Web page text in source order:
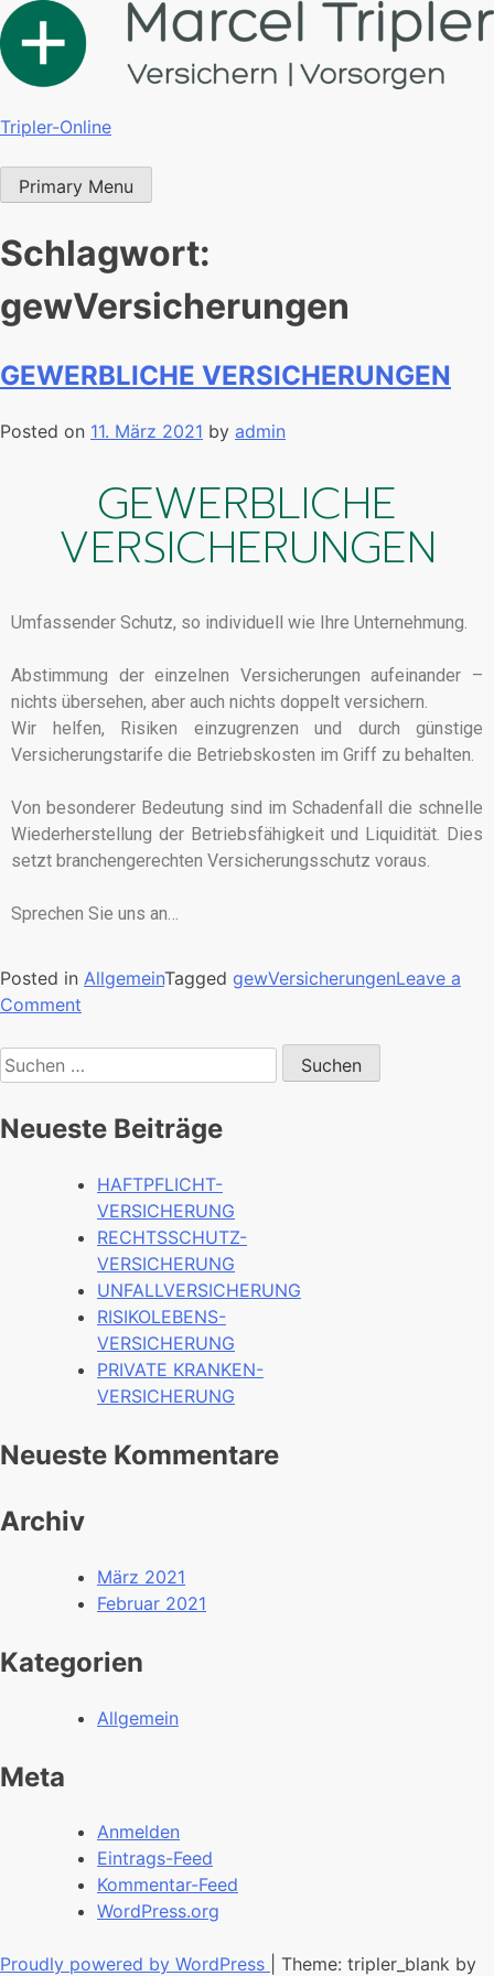
Tripler-Online
Primary Menu
Schlagwort:
gewVersicherungen
GEWERBLICHE VERSICHERUNGEN
Posted on 11. März 2021 by admin
GEWERBLICHE
VERSICHERUNGEN
Umfassender Schutz, so individuell wie Ihre Unternehmung.
Abstimmung der einzelnen Versicherungen aufeinander –
nichts übersehen, aber auch nichts doppelt versichern.
Wir helfen, Risiken einzugrenzen und durch günstige
Versicherungstarife die Betriebskosten im Griff zu behalten.
Von besonderer Bedeutung sind im Schadenfall die schnelle
Wiederherstellung der Betriebsfähigkeit und Liquidität. Dies
setzt branchengerechten Versicherungsschutz voraus.
Sprechen Sie uns an…
Posted in AllgemeinTagged gewVersicherungenLeave a
Comment
Neueste Beiträge
HAFTPFLICHT-
VERSICHERUNG
RECHTSSCHUTZ-
VERSICHERUNG
UNFALLVERSICHERUNG
RISIKOLEBENS-
VERSICHERUNG
PRIVATE KRANKEN-
VERSICHERUNG
Neueste Kommentare
Archiv
März 2021
Februar 2021
Kategorien
Allgemein
Meta
Anmelden
Eintrags-Feed
Kommentar-Feed
WordPress.org
Proudly powered by WordPress Theme: tripler_blank by